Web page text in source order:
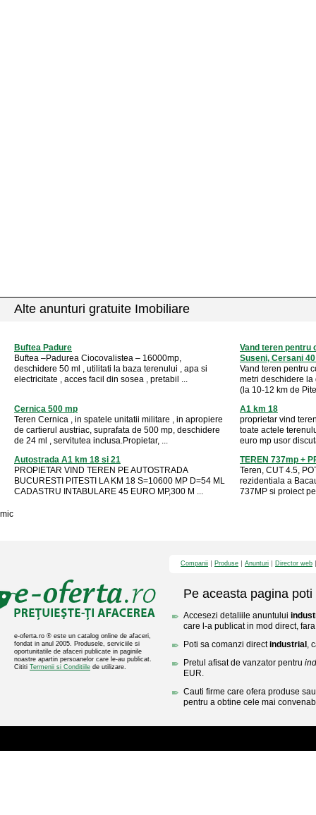
Alte anunturi gratuite Imobiliare
Buftea Padure
Buftea –Padurea Ciocovalistea – 16000mp,
deschidere 50 ml , utilitati la baza terenului , apa si
electricitate , acces facil din sosea , pretabil ...
Vand teren pentru
Suseni, Cersani 40
Vand teren pentru
metri deschidere la
(la 10-12 km de
Cernica 500 mp
Teren Cernica , in spatele unitatii militare , in apropiere
de cartierul austriac, suprafata de 500 mp, deschidere
de 24 ml , servitutea inclusa.Propietar, ...
A1 km 18
proprietar vind
toate actele
euro mp usor
Autostrada A1 km 18 si 21
PROPIETAR VIND TEREN PE AUTOSTRADA
BUCURESTI PITESTI LA KM 18 S=10600 MP D=54 ML
CADASTRU INTABULARE 45 EURO MP,300 M ...
TEREN 737mp +
Teren, CUT 4.5,
rezidentiala a
737MP si proiect
mic
e-oferta.ro ® este un catalog online de afaceri,
fondat in anul 2005. Produsele, serviciile si
oportunitatile de afaceri publicate in paginile
noastre apartin persoanelor care le-au publicat.
Cititi Termenii si Conditiile de utilizare.
Companii Produse Anunturi Director web
Pe aceasta pagina poti
Accesezi detaliile anuntului
care l-a publicat in mod direct,
Poti sa comanzi directindustrial ,
Pretul afisat de vanzator pentru
EUR.
Cauti firme care ofera produse
pentru a obtine cele mai